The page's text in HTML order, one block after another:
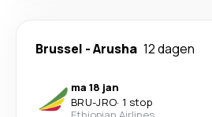
Brussel -Arusha 12 dagen
ma 18 jan
BRU-JRO· 1 stop